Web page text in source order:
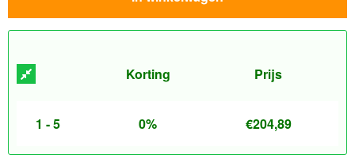
Korting Prijs
1 - 5 0% €204,89